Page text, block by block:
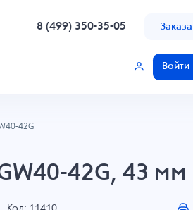
8 (499) 350-35-05
Войти
42G
42G, 43 мм